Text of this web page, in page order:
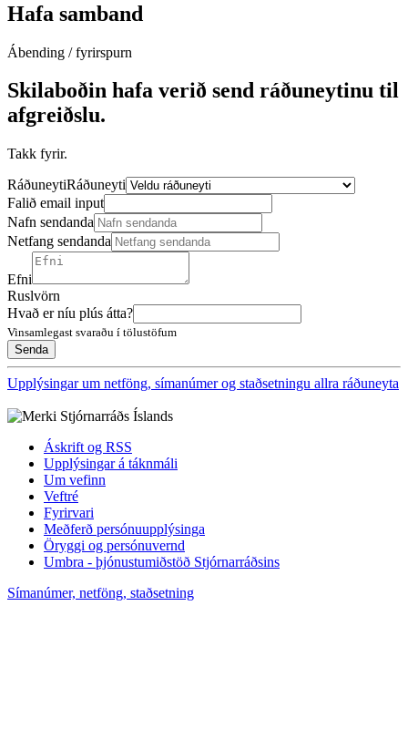
Hafa samband
Ábending / fyrirspurn
Skilaboðin hafa verið send ráðuneytinu til
afgreiðslu.
Takk fyrir.
RáðuneytiRáðuneyti
Falið email input
Nafn sendanda
Netfang sendanda
Efni
Ruslvörn
Hvað er níu plús átta?
Vinsamlegast svaraðu í tölustöfum
Upplýsingar um netföng, símanúmer og staðsetningu allra ráðuneyta
Áskrift og RSS
Upplýsingar á táknmáli
Um vefinn
Veftré
Fyrirvari
Meðferð persónuupplýsinga
Öryggi og persónuvernd
Umbra - þjónustumiðstöð Stjórnarráðsins
Símanúmer, netföng, staðsetning